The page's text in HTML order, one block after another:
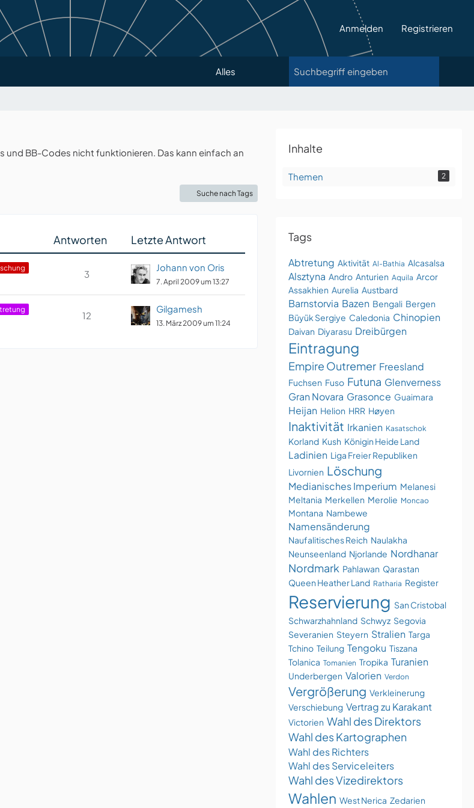
Anmelden Registrieren
Alles
und BB-Codes nicht funktionieren. Das kann einfach an
Suche nach Tags
Antworten Letzte Antwort
3
Johann von Oris
7. April 2009 um 13:27
12
Gilgamesh
13. März 2009 um 11:24
Inhalte
Themen 2
Tags
Abtretung Aktivität Al-Bathia Alcasalsa
Alsztyna Andro Anturien Aquila Arcor
Assakhien Aurelia Austbard
Barnstorvia Bazen Bengali Bergen
Büyük Sergiye Caledonia Chinopien
Daivan Diyarasu Dreibürgen
Eintragung
Empire Outremer Freesland
Fuchsen Fuso Futuna Glenverness
Gran Novara Grasonce Guaimara
Heijan Helion HRR Høyen
Inaktivität Irkanien Kasatschok
Korland Kush Königin Heide Land
Ladinien Liga Freier Republiken
Livornien Löschung
Medianisches Imperium Melanesi
Meltania Merkellen Merolie Moncao
Montana Nambewe
Namensänderung
Naufalitisches Reich Naulakha
Neunseenland Njorlande Nordhanar
Nordmark Pahlawan Qarastan
Queen Heather Land Ratharia Register
Reservierung San Cristobal
Schwarzhahnland Schwyz Segovia
Severanien Steyern Stralien Targa
Tchino Teilung Tengoku Tiszana
Tolanica Tomanien Tropika Turanien
Underbergen Valorien Verdon
Vergrößerung Verkleinerung
Verschiebung Vertrag zu Karakant
Victorien Wahl des Direktors
Wahl des Kartographen
Wahl des Richters
Wahl des Serviceleiters
Wahl des Vizedirektors
Wahlen West Nerica Zedarien